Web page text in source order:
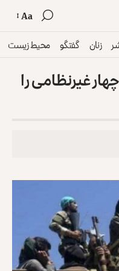
Aa
زنان گفتگو محیط زیست
غیرنظامی را